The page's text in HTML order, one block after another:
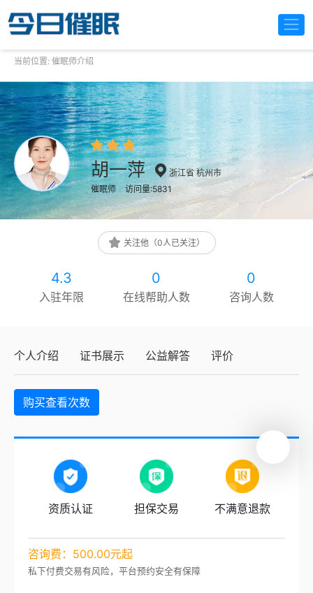
当前位置: 催眠师介绍
胡一萍
浙江省 杭州市
催眠师
访问量:5831
关注他（0人已关注）
4.3
入驻年限
0
在线帮助人数
0
咨询人数
个人介绍 证书展示 公益解答 评价
购买查看次数
资质认证 担保交易 不满意退款
咨询费：500.00元起
私下付费交易有风险，平台预约安全有保障